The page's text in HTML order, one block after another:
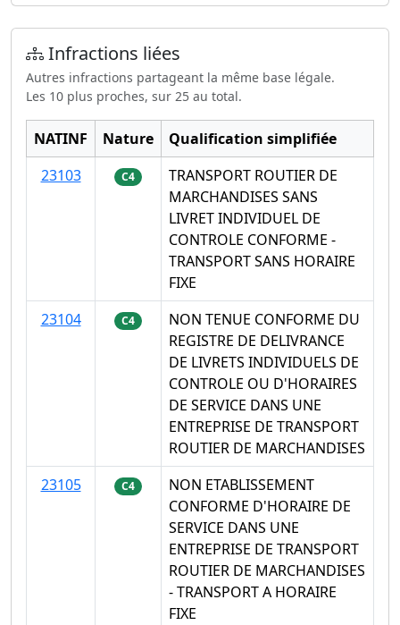
Infractions liées
Autres infractions partageant la même base légale.
Les 10 plus proches, sur 25 au total.
NATINF Nature
Qualification simplifiée
23103
C4
TRANSPORT ROUTIER DE
MARCHANDISES SANS
LIVRET INDIVIDUEL DE
CONTROLE CONFORME -
TRANSPORT SANS HORAIRE
FIXE
23104
C4
NON TENUE CONFORME DU
REGISTRE DE DELIVRANCE
DE LIVRETS INDIVIDUELS DE
CONTROLE OU D'HORAIRES
DE SERVICE DANS UNE
ENTREPRISE DE TRANSPORT
ROUTIER DE MARCHANDISES
23105
C4
NON ETABLISSEMENT
CONFORME D'HORAIRE DE
SERVICE DANS UNE
ENTREPRISE DE TRANSPORT
ROUTIER DE MARCHANDISES
- TRANSPORT A HORAIRE
FIXE